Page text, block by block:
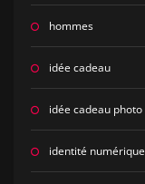
hommes
idée cadeau
idée cadeau photo
identité numérique